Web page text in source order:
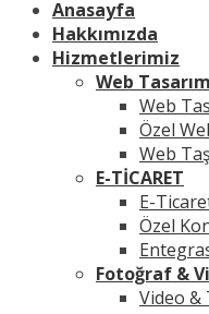
Anasayfa
Hakkımızda
Hizmetlerimiz
Web Tasarım
Web
Özel
Web
E-TİCARET
E-
Özel
Fotoğraf &
Video &